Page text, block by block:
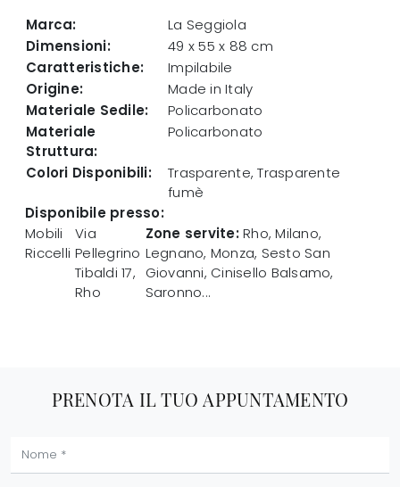
Marca:
La Seggiola
Dimensioni:
49 x 55 x 88 cm
Caratteristiche:
Impilabile
Origine:
Made in Italy
Materiale Sedile:
Policarbonato
Materiale
Struttura:
Policarbonato
Colori Disponibili:
Trasparente, Trasparente
fumè
Disponibile presso:
Mobili
Riccelli
Via
Pellegrino
Tibaldi 17,
Rho
Zone servite:Rho, Milano,
Legnano, Monza, Sesto San
Giovanni, Cinisello Balsamo,
Saronno...
PRENOTA IL TUO APPUNTAMENTO